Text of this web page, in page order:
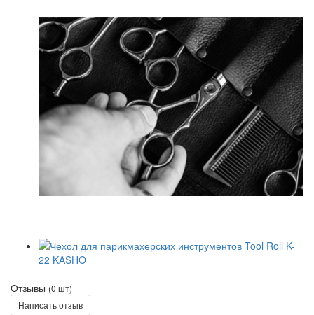
Отзывы (0 шт)
Написать отзыв